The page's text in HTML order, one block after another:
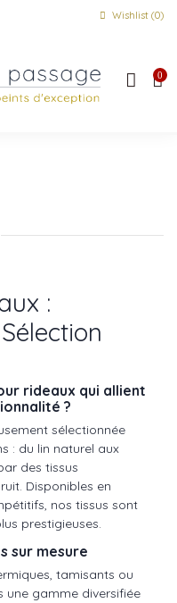
Wishlist (0)
0
:
rideaux qui allient
?
sélectionnée
: du lin naturel aux
des tissus
Disponibles en
nos tissus sont
prestigieuses.
sur mesure
tamisants ou
une gamme diversifiée